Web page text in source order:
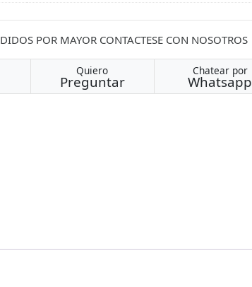
POR MAYOR CONTACTESE CON NOSOTROS
Quiero
Preguntar
Chatear por
Whatsapp